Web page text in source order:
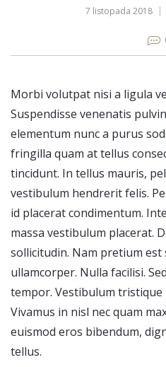
7 listopada 2018
Morbi volutpat nisi a ligula
Suspendisse venenatis
elementum nunc a purus
fringilla quam at tellus
tincidunt. In tellus mauris,
vestibulum hendrerit felis.
id placerat condimentum.
massa vestibulum placerat.
sollicitudin. Nam pretium
ullamcorper. Nulla facilisi.
tempor. Vestibulum
Vivamus in nisl nec quam
euismod eros bibendum,
tellus.